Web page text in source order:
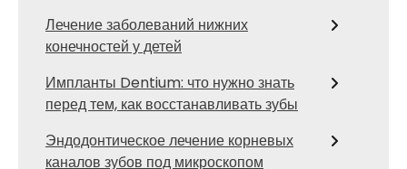
Лечение заболеваний нижних
конечностей у детей
Импланты Dentium: что нужно знать
перед тем, как восстанавливать зубы
Эндодонтическое лечение корневых
каналов зубов под микроскопом